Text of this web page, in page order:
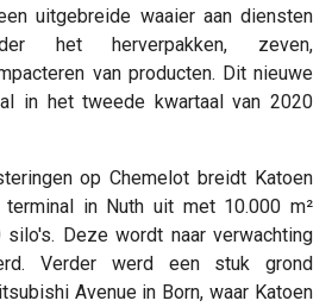
uitgebreide waaier aan diensten
het herverpakken, zeven,
van producten. Dit nieuwe
in het tweede kwartaal van 2020
op Chemelot breidt Katoen
in Nuth uit met 10.000 m²
silo's. Deze wordt naar verwachting
Verder werd een stuk grond
Avenue in Born, waar Katoen